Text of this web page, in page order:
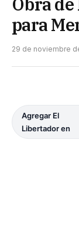
para
29 de noviembre
Agregar El
Libertador en